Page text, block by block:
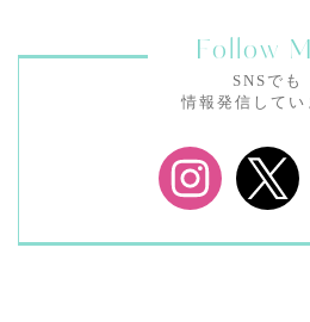
Follow
SNSでも
情報発信してい